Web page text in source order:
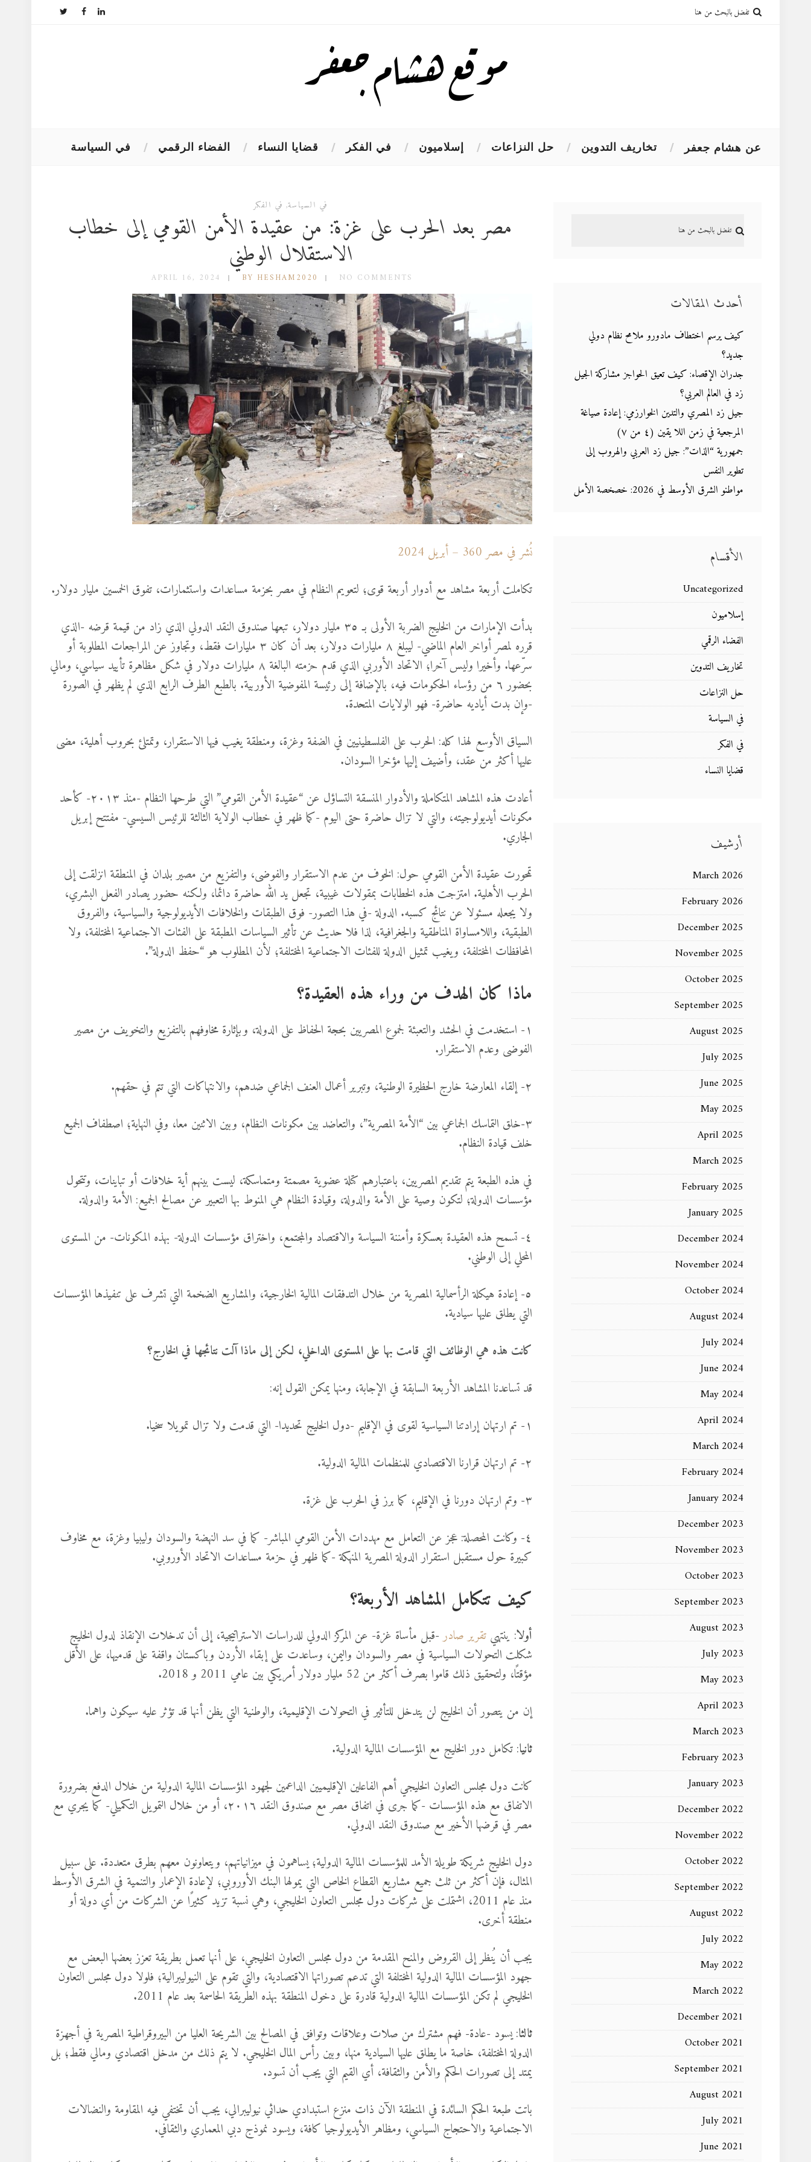
في السياسة الفضاء الرقمي قضايا النساء في الفكر إسلاميون حل النزاعات تخاريف التدوين عن هشام جعفر
في السياسة, في الفكر
مصر بعد الحرب على غزة: من عقيدة الأمن القومي إلى خطاب
الاستقلال الوطني
APRIL 16, 2024 BY HESHAM2020 NO COMMENTS
نُشر في مصر 360 – أبريل 2024
تكاملت أربعة مشاهد مع أدوار أربعة قوى؛ لتعويم النظام في مصر بحزمة مساعدات واستثمارات، تفوق الخمسين مليار دولار.
بدأت الإمارات من الخليج الضربة الأولى بـ ٣٥ مليار دولار، تبعها صندوق النقد الدولي الذي زاد من قيمة قرضه -الذي
قرره لمصر أواخر العام الماضي- ليبلغ ٨ مليارات دولار، بعد أن كان ٣ مليارات فقط، وتجاوز عن المراجعات المطلوبة أو
سرّعها. وأخيرا وليس آخرا؛ الاتحاد الأوربي الذي قدم حزمته البالغة ٨ مليارات دولار في شكل مظاهرة تأييد سياسي، ومالي
بحضور ٦ من رؤساء الحكومات فيه، بالإضافة إلى رئيسة المفوضية الأوربية. بالطبع الطرف الرابع الذي لم يظهر في الصورة
-وإن بدت أياديه حاضرة- فهو الولايات المتحدة.
السياق الأوسع لهذا كله: الحرب على الفلسطينيين في الضفة وغزة، ومنطقة يغيب فيها الاستقرار، وتمتلئ بحروب أهلية، مضى
عليها أكثر من عقد، وأضيف إليها مؤخرا السودان.
أعادت هذه المشاهد المتكاملة والأدوار المنسقة التساؤل عن “عقيدة الأمن القومي” التي طرحها النظام -منذ ٢٠١٣- كأحد
مكونات أيديولوجيته، والتي لا تزال حاضرة حتى اليوم -كما ظهر في خطاب الولاية الثالثة للرئيس السيسي- مفتتح إبريل
الجاري.
تمحورت عقيدة الأمن القومي حول: الخوف من عدم الاستقرار والفوضى، والتفزيع من مصير بلدان في المنطقة انزلقت إلى
الحرب الأهلية. امتزجت هذه الخطابات بمقولات غيبية، تجعل يد الله حاضرة دائما، ولكنه حضور يصادر الفعل البشري،
ولا يجعله مسئولا عن نتائج كسبه. الدولة -في هذا التصور- فوق الطبقات والخلافات الأيديولوجية والسياسية، والفروق
الطبقية، واللامساواة المناطقية والجغرافية، لذا فلا حديث عن تأثير السياسات المطبقة على الفئات الاجتماعية المختلفة، ولا
المحافظات المختلفة، ويغيب تمثيل الدولة للفئات الاجتماعية المختلفة؛ لأن المطلوب هو “حفظ الدولة”.
ماذا كان الهدف من وراء هذه العقيدة؟
١- استخدمت في الحشد والتعبئة لجموع المصريين بحجة الحفاظ على الدولة، وبإثارة مخاوفهم بالتفزيع والتخويف من مصير
الفوضى وعدم الاستقرار.
٢- إلقاء المعارضة خارج الحظيرة الوطنية، وتبرير أعمال العنف الجماعي ضدهم، والانتهاكات التي تتم في حقهم.
٣-خلق التماسك الجماعي بين “الأمة المصرية”، والتعاضد بين مكونات النظام، وبين الاثنين معا، وفي النهاية؛ اصطفاف الجميع
خلف قيادة النظام.
في هذه الطبعة يتم تقديم المصريين، باعتبارهم كتلة عضوية مصمتة ومتماسكة، ليست بينهم أية خلافات أو تباينات، وتتحول
مؤسسات الدولة؛ لتكون وصية على الأمة والدولة، وقيادة النظام هي المنوط بها التعبير عن مصالح الجميع: الأمة والدولة.
٤- تسمح هذه العقيدة بعسكرة وأمننة السياسة والاقتصاد والمجتمع، واختراق مؤسسات الدولة- بهذه المكونات- من المستوى
المحلي إلى الوطني.
٥- إعادة هيكلة الرأسمالية المصرية من خلال التدفقات المالية الخارجية، والمشاريع الضخمة التي تشرف على تنفيذها المؤسسات
التي يطلق عليها سيادية.
كانت هذه هي الوظائف التي قامت بها على المستوى الداخلي، لكن إلى ماذا آلت نتائجها في الخارج؟
قد تساعدنا المشاهد الأربعة السابقة في الإجابة، ومنها يمكن القول إنه:
١- تم ارتهان إرادتنا السياسية لقوى في الإقليم -دول الخليج تحديدا- التي قدمت ولا تزال تمويلا سخيا.
٢- تم ارتهان قرارنا الاقتصادي للمنظمات المالية الدولية.
٣- وتم ارتهان دورنا في الإقليم، كما برز في الحرب على غزة.
٤- وكانت المحصلة: عجز عن التعامل مع مهددات الأمن القومي المباشر- كما في سد النهضة والسودان وليبيا وغزة، مع مخاوف
كبيرة حول مستقبل استقرار الدولة المصرية المنهكة -كما ظهر في حزمة مساعدات الاتحاد الأوروبي.
كيف تتكامل المشاهد الأربعة؟
أولا: ينتهي تقرير صادر-قبل مأساة غزة- عن المركز الدولي للدراسات الاستراتيجية، إلى أن تدخلات الإنقاذ لدول الخليج
شكلت التحولات السياسية في مصر والسودان واليمن، وساعدت على إبقاء الأردن وباكستان واقفة على قدميها، على الأقل
مؤقتًا، ولتحقيق ذلك قاموا بصرف أكثر من 52 مليار دولار أمريكي بين عامي 2011 و 2018.
إن من يتصور أن الخليج لن يتدخل للتأثير في التحولات الإقليمية، والوطنية التي يظن أنها قد تؤثر عليه سيكون واهما.
ثانيا: تكامل دور الخليج مع المؤسسات المالية الدولية.
كانت دول مجلس التعاون الخليجي أهم الفاعلين الإقليميين الداعمين لجهود المؤسسات المالية الدولية من خلال الدفع بضرورة
الاتفاق مع هذه المؤسسات -كما جرى في اتفاق مصر مع صندوق النقد ٢٠١٦، أو من خلال التمويل التكميلي- كما يجري مع
مصر في قرضها الأخير مع صندوق النقد الدولي.
دول الخليج شريكة طويلة الأمد للمؤسسات المالية الدولية؛ يساهمون في ميزانياتهم، ويتعاونون معهم بطرق متعددة. على سبيل
المثال، فإن أكثر من ثلث جميع مشاريع القطاع الخاص التي يمولها البنك الأوروبي؛ لإعادة الإعمار والتنمية في الشرق الأوسط
منذ عام 2011، اشتملت على شركات دول مجلس التعاون الخليجي، وهي نسبة تزيد كثيرًا عن الشركات من أي دولة أو
منطقة أخرى.
يجب أن يُنظر إلى القروض والمنح المقدمة من دول مجلس التعاون الخليجي، على أنها تعمل بطريقة تعزز بعضها البعض مع
جهود المؤسسات المالية الدولية المختلفة التي تدعم تصوراتها الاقتصادية، والتي تقوم على النيوليبرالية؛ فلولا دول مجلس التعاون
الخليجي لم تكن المؤسسات المالية الدولية قادرة على دخول المنطقة بهذه الطريقة الحاسمة بعد عام 2011.
ثالثا: يسود -عادة- فهم مشترك من صلات وعلاقات وتوافق في المصالح بين الشريحة العليا من البيروقراطية المصرية في أجهزة
الدولة المختلفة، خاصة ما يطلق عليها السيادية منها، وبين رأس المال الخليجي. لا يتم ذلك من مدخل اقتصادي ومالي فقط؛ بل
يمتد إلى تصورات الحكم والأمن والثقافة، أي القيم التي يجب أن تسود.
باتت طبعة الحكم السائدة في المنطقة الآن ذات منزع استبدادي حداثي نيوليبرالي، يجب أن تختفي فيه المقاومة والنضالات
الاجتماعية والاحتجاج السياسي، ومظاهر الأيديولوجيا كافة، ويسود نموذج دبي المعماري والثقافي.
أحدث المقالات
كيف يرسم اختطاف مادورو ملامح نظام دولي
جديد؟
جدران الإقصاء: كيف تعيق الحواجز مشاركة الجيل
زد في العالم العربي؟
جيل زد المصري والتدين الخوارزمي: إعادة صياغة
المرجعية في زمن اللا يقين (٤ من ٧)
جمهورية “الذات”: جيل زد العربي والهروب إلى
تطوير النفس
مواطنو الشرق الأوسط في 2026: خصخصة الأمل
الأقسام
Uncategorized
إسلاميون
الفضاء الرقمي
تخاريف التدوين
حل النزاعات
في السياسة
في الفكر
قضايا النساء
أرشيف
March 2026
February 2026
December 2025
November 2025
October 2025
September 2025
August 2025
July 2025
June 2025
May 2025
April 2025
March 2025
February 2025
January 2025
December 2024
November 2024
October 2024
August 2024
July 2024
June 2024
May 2024
April 2024
March 2024
February 2024
January 2024
December 2023
November 2023
October 2023
September 2023
August 2023
July 2023
May 2023
April 2023
March 2023
February 2023
January 2023
December 2022
November 2022
October 2022
September 2022
August 2022
July 2022
May 2022
March 2022
December 2021
October 2021
September 2021
August 2021
July 2021
June 2021